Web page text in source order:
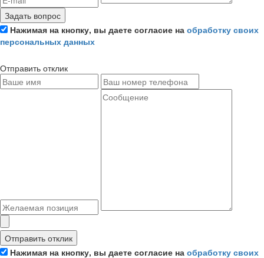
Задать вопрос
Нажимая на кнопку, вы даете согласие на обработку своих
персональных данных
Отправить отклик
Отправить отклик
Нажимая на кнопку, вы даете согласие на обработку своих